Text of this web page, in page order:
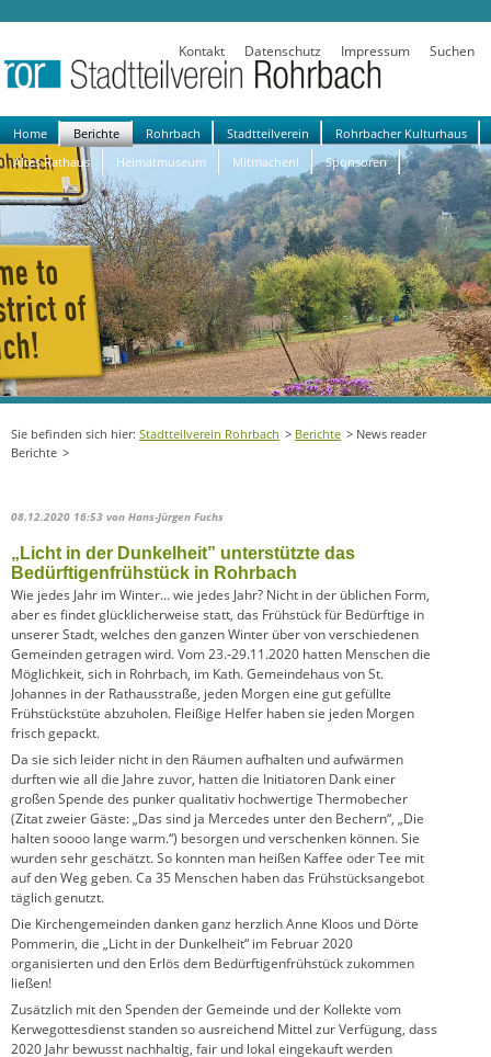
Kontakt Datenschutz Impressum Suchen
Navigation
überspringen
Home Berichte Rohrbach Stadtteilverein
Rohrbacher Kulturhaus
Altes Rathaus
Heimatmuseum Mitmachen! Sponsoren
Stadtteilverein Rohrbach Berichte
News reader
Berichte
08.12.2020 16:53 von Hans-Jürgen Fuchs
„Licht in der Dunkelheit” unterstützte das
Bedürftigenfrühstück in Rohrbach
Wie jedes Jahr im Winter… wie jedes Jahr? Nicht in der üblichen Form,
aber es findet glücklicherweise statt, das Frühstück für Bedürftige in
unserer Stadt, welches den ganzen Winter über von verschiedenen
Gemeinden getragen wird. Vom 23.-29.11.2020 hatten Menschen die
Möglichkeit, sich in Rohrbach, im Kath. Gemeindehaus von St.
Johannes in der Rathausstraße, jeden Morgen eine gut gefüllte
Frühstückstüte abzuholen. Fleißige Helfer haben sie jeden Morgen
frisch gepackt.
Da sie sich leider nicht in den Räumen aufhalten und aufwärmen
durften wie all die Jahre zuvor, hatten die Initiatoren Dank einer
großen Spende des punker qualitativ hochwertige Thermobecher
(Zitat zweier Gäste: „Das sind ja Mercedes unter den Bechern“, „Die
halten soooo lange warm.“) besorgen und verschenken können. Sie
wurden sehr geschätzt. So konnten man heißen Kaffee oder Tee mit
auf den Weg geben. Ca 35 Menschen haben das Frühstücksangebot
täglich genutzt.
Die Kirchengemeinden danken ganz herzlich Anne Kloos und Dörte
Pommerin, die „Licht in der Dunkelheit“ im Februar 2020
organisierten und den Erlös dem Bedürftigenfrühstück zukommen
ließen!
Zusätzlich mit den Spenden der Gemeinde und der Kollekte vom
Kerwegottesdienst standen so ausreichend Mittel zur Verfügung, dass
2020 Jahr bewusst nachhaltig, fair und lokal eingekauft werden